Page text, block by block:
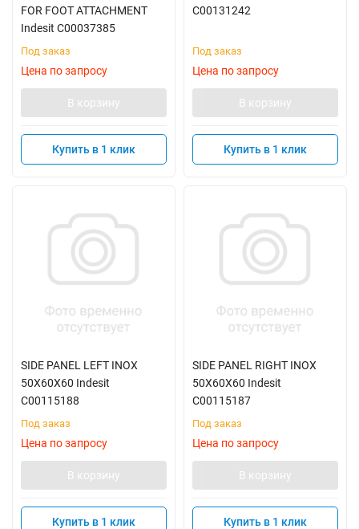
FOR FOOT ATTACHMENT
Indesit C00037385
Под заказ
Цена по запросу
В корзину
Купить в 1 клик
C00131242
Под заказ
Цена по запросу
В корзину
Купить в 1 клик
SIDE PANEL LEFT INOX
50X60X60 Indesit
C00115188
Под заказ
Цена по запросу
В корзину
Купить в 1 клик
SIDE PANEL RIGHT INOX
50X60X60 Indesit
C00115187
Под заказ
Цена по запросу
В корзину
Купить в 1 клик